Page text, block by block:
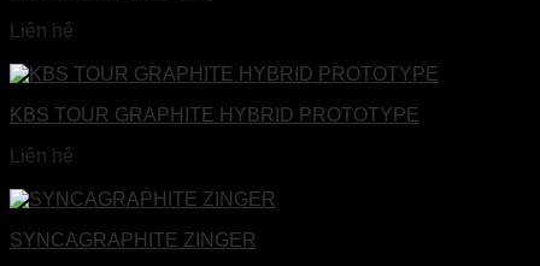
Liên hệ
KBS TOUR GRAPHITE HYBRID PROTOTYPE
Liên hệ
SYNCAGRAPHITE ZINGER